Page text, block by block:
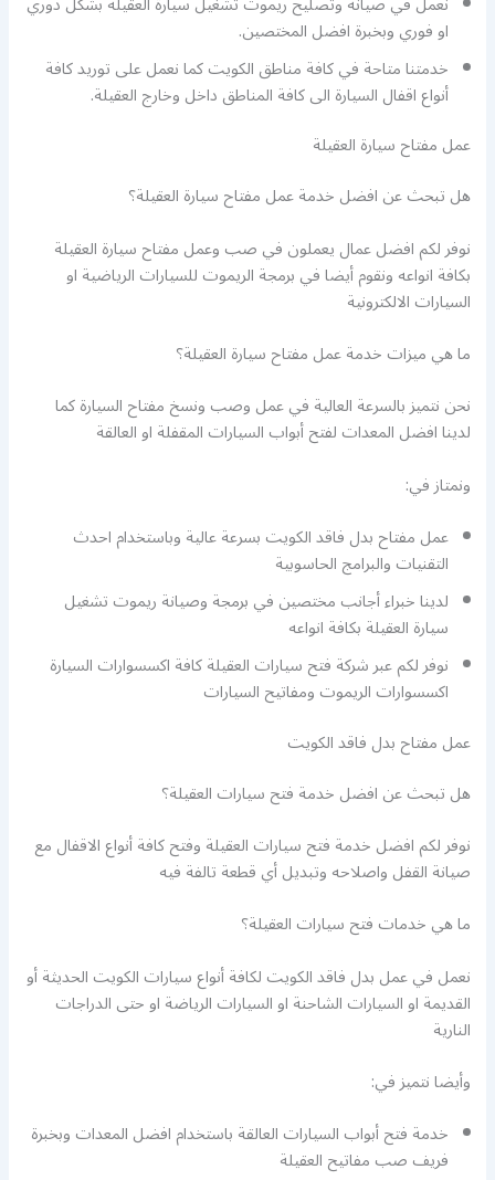
او فوري وبخبرة افضل المختصين.
خدمتنا متاحة في كافة مناطق الكويت كما نعمل على توريد كافة
أنواع اقفال السيارة الى كافة المناطق داخل وخارج العقيلة.
عمل مفتاح سيارة العقيلة
هل تبحث عن افضل خدمة عمل مفتاح سيارة العقيلة؟
نوفر لكم افضل عمال يعملون في صب وعمل مفتاح سيارة العقيلة
بكافة انواعه ونقوم أيضا في برمجة الريموت للسيارات الرياضية او
السيارات الالكترونية
ما هي ميزات خدمة عمل مفتاح سيارة العقيلة؟
نحن نتميز بالسرعة العالية في عمل وصب ونسخ مفتاح السيارة كما
لدينا افضل المعدات لفتح أبواب السيارات المقفلة او العالقة
ونمتاز في:
عمل مفتاح بدل فاقد الكويت بسرعة عالية وباستخدام احدث
التقنيات والبرامج الحاسوبية
لدينا خبراء أجانب مختصين في برمجة وصيانة ريموت تشغيل
سيارة العقيلة بكافة انواعه
نوفر لكم عبر شركة فتح سيارات العقيلة كافة اكسسوارات السيارة
اكسسوارات الريموت ومفاتيح السيارات
عمل مفتاح بدل فاقد الكويت
هل تبحث عن افضل خدمة فتح سيارات العقيلة؟
نوفر لكم افضل خدمة فتح سيارات العقيلة وفتح كافة أنواع الاقفال مع
صيانة القفل واصلاحه وتبديل أي قطعة تالفة فيه
ما هي خدمات فتح سيارات العقيلة؟
نعمل في عمل بدل فاقد الكويت لكافة أنواع سيارات الكويت الحديثة أو
القديمة او السيارات الشاحنة او السيارات الرياضة او حتى الدراجات
النارية
وأيضا نتميز في:
خدمة فتح أبواب السيارات العالقة باستخدام افضل المعدات وبخبرة
فريف صب مفاتيح العقيلة